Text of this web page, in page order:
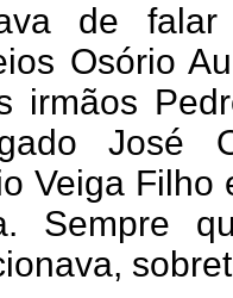
de
Osório
irmãos
José
Veiga Filho
Sempre